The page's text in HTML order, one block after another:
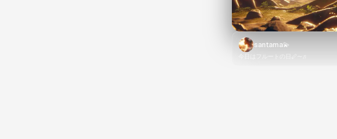
santama💫
今日はフルートの日🪈〜♬